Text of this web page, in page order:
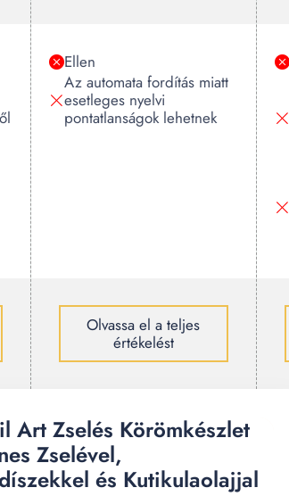
Ellen
Az automata fordítás miatt
esetleges nyelvi
pontatlanságok lehetnek
Olvassa el a teljes
értékelést
Art Zselés Körömkészlet
Zselével,
és Kutikulaolajjal